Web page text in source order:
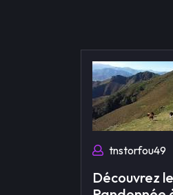
tnstorfou49
Découvrez